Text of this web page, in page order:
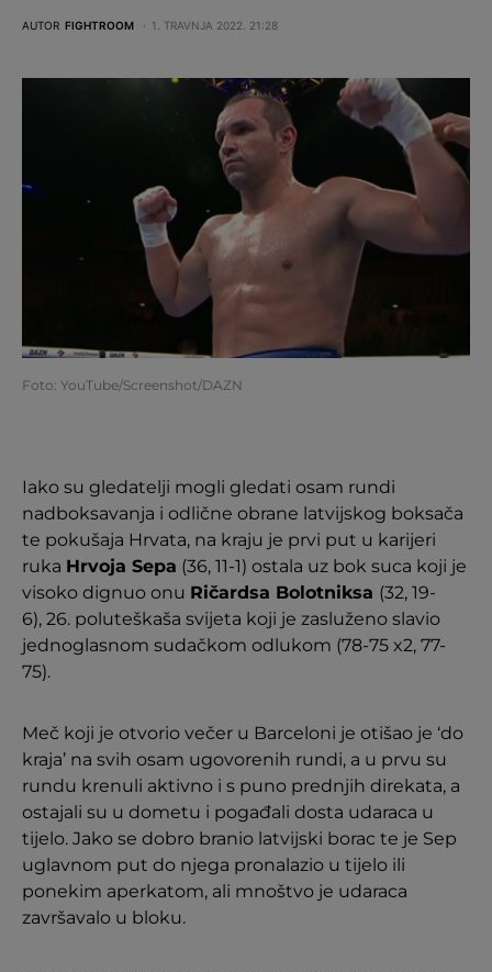
AUTOR FIGHTROOM 1. TRAVNJA 2022. 21:28
Foto: YouTube/Screenshot/DAZN
Iako su gledatelji mogli gledati osam rundi
nadboksavanja i odlične obrane latvijskog boksača
te pokušaja Hrvata, na kraju je prvi put u karijeri
ruka Hrvoja Sepa (36, 11-1) ostala uz bok suca koji je
visoko dignuo onu Ričardsa Bolotniksa (32, 19-
6), 26. poluteškaša svijeta koji je zasluženo slavio
jednoglasnom sudačkom odlukom (78-75 x2, 77-
75).
Meč koji je otvorio večer u Barceloni je otišao je ‘do
kraja’ na svih osam ugovorenih rundi, a u prvu su
rundu krenuli aktivno i s puno prednjih direkata, a
ostajali su u dometu i pogađali dosta udaraca u
tijelo. Jako se dobro branio latvijski borac te je Sep
uglavnom put do njega pronalazio u tijelo ili
ponekim aperkatom, ali mnoštvo je udaraca
završavalo u bloku.